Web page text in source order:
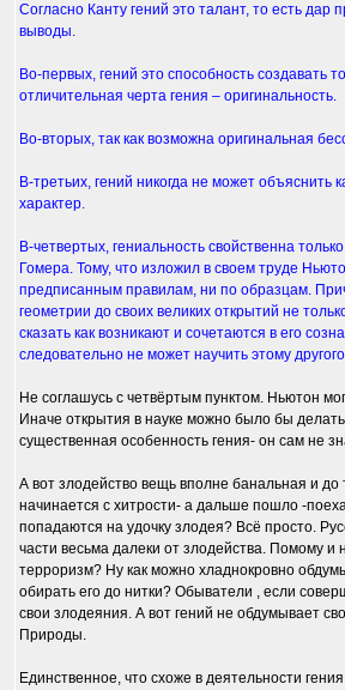
Согласно Канту гений это талант, то есть
выводы.
Во-первых, гений это способность создавать
отличительная черта гения – оригинальность.
Во-вторых, так как возможна оригинальная
В-третьих, гений никогда не может объяснить
характер.
В-четвертых, гениальность свойственна
Гомера. Тому, что изложил в своем труде
предписанным правилам, ни по образцам.
геометрии до своих великих открытий не
сказать как возникают и сочетаются в его
следовательно не может научить этому
Не соглашусь с четвёртым пунктом. Ньютон
Иначе открытия в науке можно было бы
существенная особенность гения- он сам не
А вот злодейство вещь вполне банальная и
начинается с хитрости- а дальше пошло -
попадаются на удочку злодея? Всё просто.
части весьма далеки от злодейства. Помому и
терроризм? Ну как можно хладнокровно
обирать его до нитки? Обыватели , если
свои злодеяния. А вот гений не обдумывает
Природы.
Единственное, что схоже в деятельности